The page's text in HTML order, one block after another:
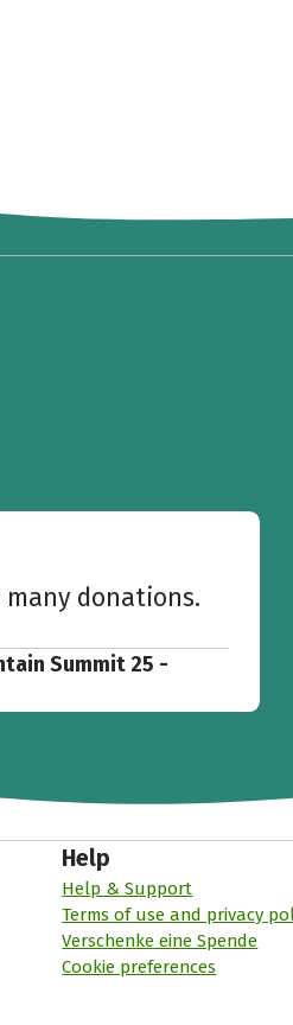
many donations.
Summit 25 -
Help
Help & Support
Terms of use and privacy
Verschenke eine Spende
Cookie preferences